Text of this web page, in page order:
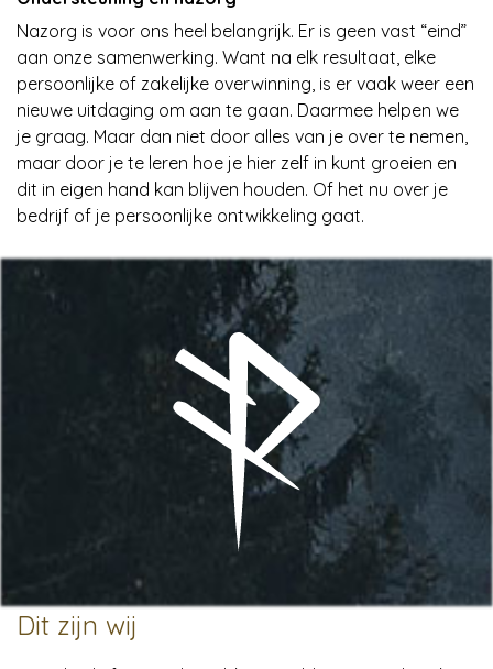
Nazorg is voor ons heel belangrijk. Er is geen vast “eind”
aan onze samenwerking. Want na elk resultaat, elke
persoonlijke of zakelijke overwinning, is er vaak weer een
nieuwe uitdaging om aan te gaan. Daarmee helpen we
je graag. Maar dan niet door alles van je over te nemen,
maar door je te leren hoe je hier zelf in kunt groeien en
dit in eigen hand kan blijven houden. Of het nu over je
bedrijf of je persoonlijke ontwikkeling gaat.
Dit zijn wij